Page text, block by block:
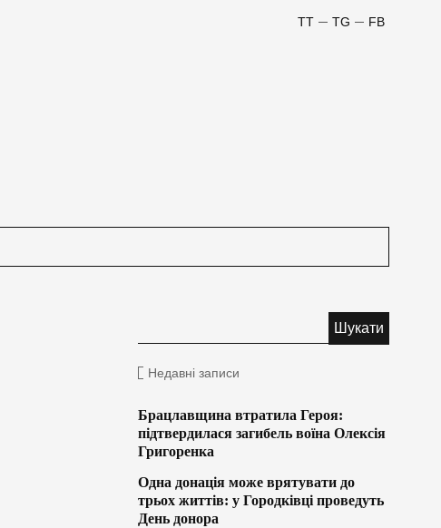
FB
TG
TT
Недавні записи
Брацлавщина втратила Героя:
підтвердилася загибель воїна Олексія
Григоренка
Одна донація може врятувати до
трьох життів: у Городківці проведуть
День донора